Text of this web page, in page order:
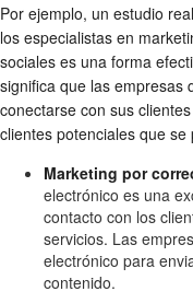
Por ejemplo, un estudio
los especialistas en
sociales es una forma
significa que las empresas
conectarse con sus
clientes potenciales que
Marketing por
electrónico es una
contacto con los
servicios. Las
electrónico para
contenido.